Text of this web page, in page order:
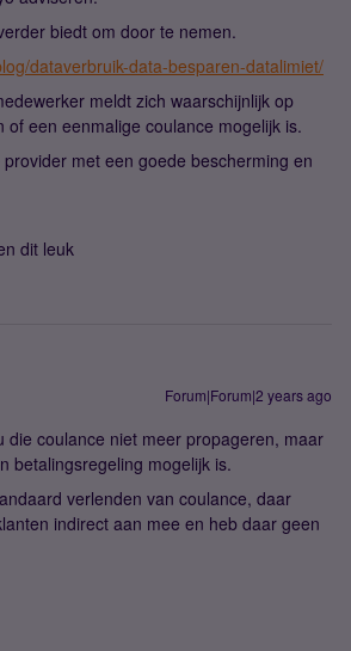
biedt om door te nemen.
dataverbruik-data-besparen-datalimiet/
meldt zich waarschijnlijk op
of een eenmalige coulance mogelijk is.
met een goede bescherming en
dit leuk
Forum|Forum|2 years ago
die coulance niet meer propageren, maar
betalingsregeling mogelijk is.
verlenden van coulance, daar
indirect aan mee en heb daar geen